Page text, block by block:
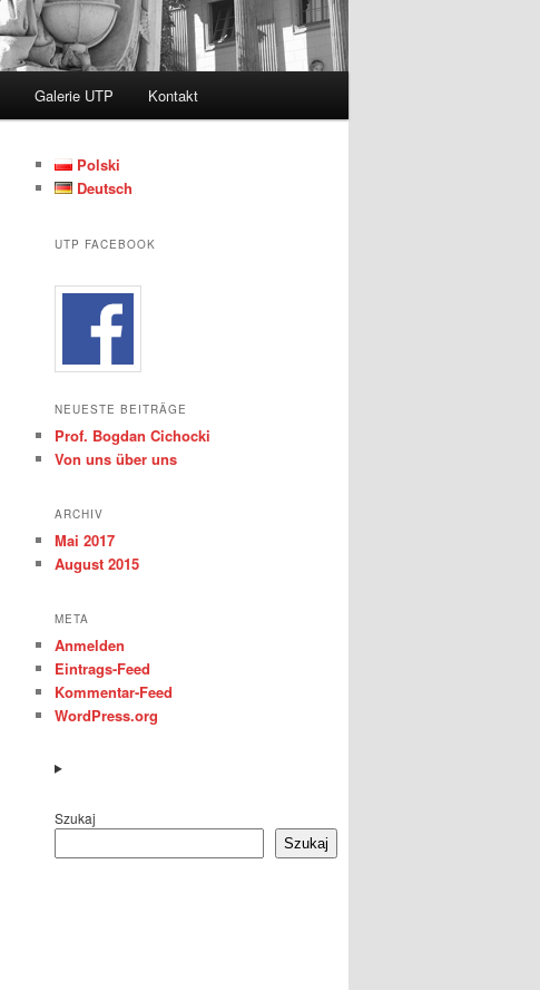
Galerie UTP Kontakt
Polski
Deutsch
UTP FACEBOOK
NEUESTE BEITRÄGE
Prof. Bogdan Cichocki
Von uns über uns
ARCHIV
Mai 2017
August 2015
META
Anmelden
Eintrags-Feed
Kommentar-Feed
WordPress.org
Szukaj
Szukaj